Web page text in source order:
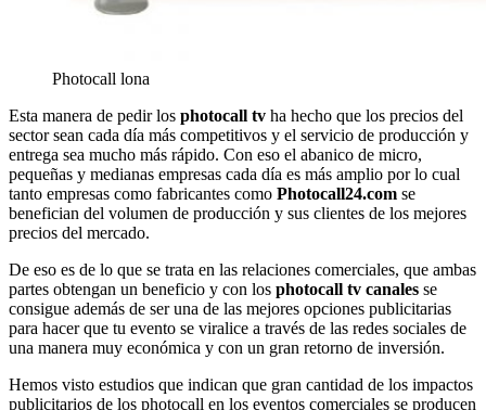
Photocall lona
Esta manera de pedir los photocall tv ha hecho que los precios del
sector sean cada día más competitivos y el servicio de producción y
entrega sea mucho más rápido. Con eso el abanico de micro,
pequeñas y medianas empresas cada día es más amplio por lo cual
tanto empresas como fabricantes como Photocall24.com se
benefician del volumen de producción y sus clientes de los mejores
precios del mercado.
De eso es de lo que se trata en las relaciones comerciales, que ambas
partes obtengan un beneficio y con los photocall tv canales se
consigue además de ser una de las mejores opciones publicitarias
para hacer que tu evento se viralice a través de las redes sociales de
una manera muy económica y con un gran retorno de inversión.
Hemos visto estudios que indican que gran cantidad de los impactos
publicitarios de los photocall en los eventos comerciales se producen